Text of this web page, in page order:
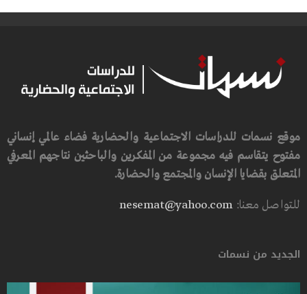
موقع نسمات للدراسات الاجتماعية والحضارية فضاء عالمي إنساني
مفتوح يتقاسم فيه مجموعة من المفكرين والباحثين نتاجهم المعرفي
المتعلق بقضايا الإنسان والمجتمع والحضارة.
للتواصل معنا:nesemat@yahoo.com
الجديد من نسمات